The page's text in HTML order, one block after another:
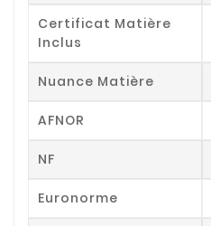
Certificat Matière
Inclus
Nuance Matière
AFNOR
NF
Euronorme